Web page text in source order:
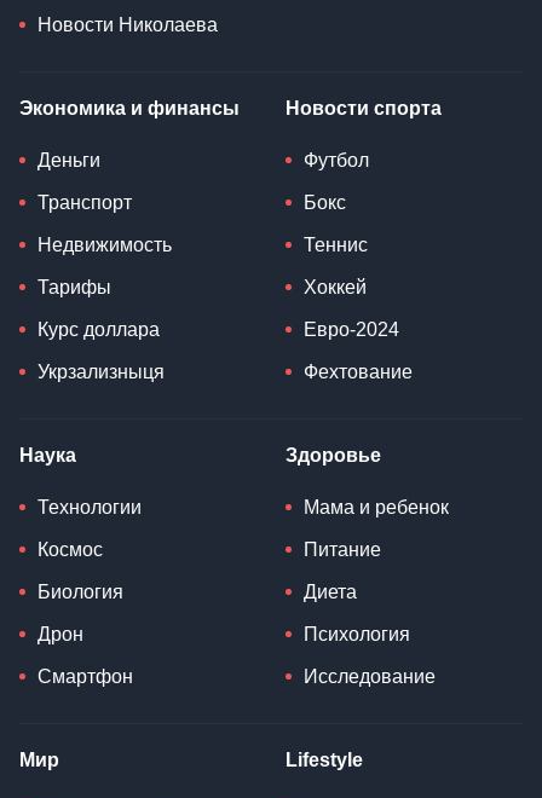
Новости Николаева
Экономика и финансы
Деньги
Транспорт
Недвижимость
Тарифы
Курс доллара
Укрзализныця
Новости спорта
Футбол
Бокс
Теннис
Хоккей
Евро-2024
Фехтование
Наука
Технологии
Космос
Биология
Дрон
Смартфон
Здоровье
Мама и ребенок
Питание
Диета
Психология
Исследование
Мир Lifestyle